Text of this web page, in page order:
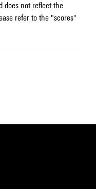
does not reflect the
refer to the "scores"